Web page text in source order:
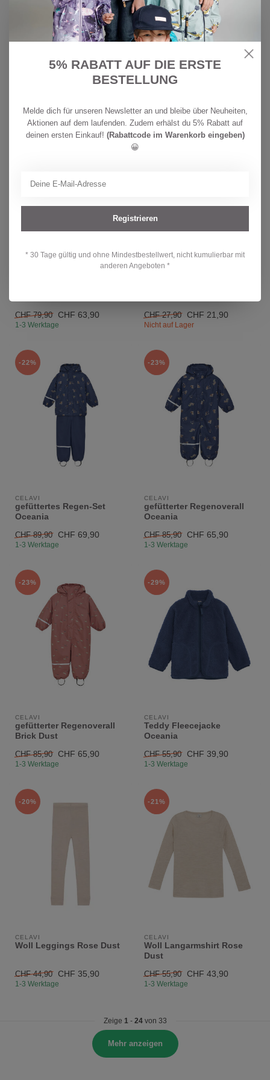
Perfectly Pale
CHF 63,90
Fog
CHF 79,90
-20%
CHF 79,90 CHF 63,90
1-3 Werktage
-22%
CELAVI
CHF 27,90 CHF 21,90
Nicht auf Lager
-22%
CELAVI
gefüttertes Regen-Set
Oceania
CHF 89,90 CHF 69,90
1-3 Werktage
-23%
CELAVI
gefütterter Regenoverall
Oceania
CHF 85,90 CHF 65,90
1-3 Werktage
-23%
CELAVI
gefütterter Regenoverall
Brick Dust
CHF 85,90 CHF 65,90
1-3 Werktage
-29%
CELAVI
Teddy Fleecejacke
Oceania
CHF 55,90 CHF 39,90
1-3 Werktage
-20%
CELAVI
Woll Leggings Rose Dust
CHF 44,90 CHF 35,90
1-3 Werktage
-21%
CELAVI
Woll Langarmshirt Rose
Dust
CHF 55,90 CHF 43,90
1-3 Werktage
Zeige 1 - 24von 33
Mehr anzeigen
5% RABATT AUF DIE ERSTE
BESTELLUNG
Melde dich für unseren Newsletter an und bleibe über Neuheiten,
Aktionen auf dem laufenden. Zudem erhälst du 5% Rabatt auf
deinen ersten Einkauf! (Rabattcode im Warenkorb eingeben)
😀
Registrieren
* 30 Tage gültig und ohne Mindestbestellwert, nicht kumulierbar mit
anderen Angeboten *